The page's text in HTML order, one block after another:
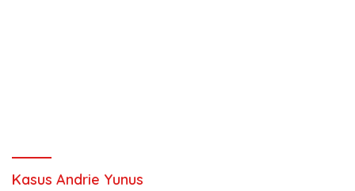
Kasus Andrie Yunus